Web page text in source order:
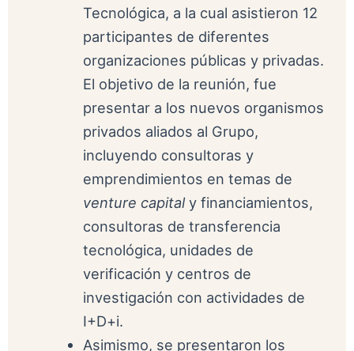
Tecnológica, a la cual asistieron 12
participantes de diferentes
organizaciones públicas y privadas.
El objetivo de la reunión, fue
presentar a los nuevos organismos
privados aliados al Grupo,
incluyendo consultoras y
emprendimientos en temas de
venture capitaly financiamientos,
consultoras de transferencia
tecnológica, unidades de
verificación y centros de
investigación con actividades de
I+D+i.
Asimismo, se presentaron los